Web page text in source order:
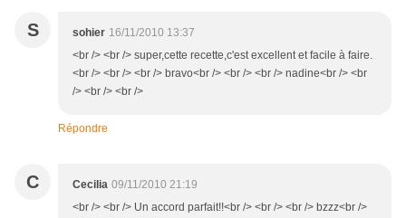
S sohier 16/11/2010 13:37
<br /> <br /> super,cette recette,c'est excellent et facile à faire.
<br /> <br /> <br /> bravo<br /> <br /> <br /> nadine<br /> <br
/> <br /> <br />
Répondre
C Cecilia 09/11/2010 21:19
<br /> <br /> Un accord parfait!!<br /> <br /> <br /> bzzz<br />